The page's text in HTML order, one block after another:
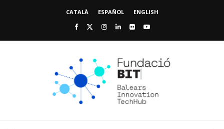
CATALÀ ESPAÑOL ENGLISH